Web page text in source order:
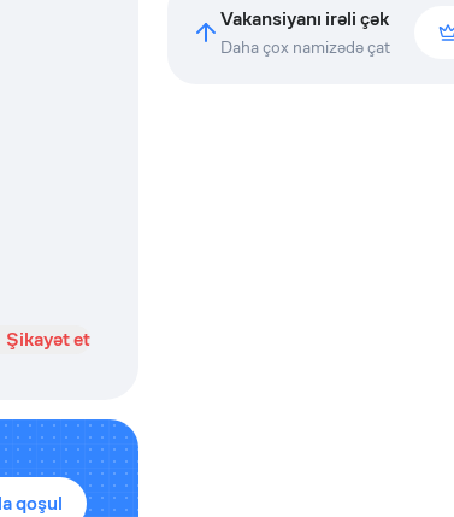
Şikayət et
qoşul
Vakansiyanı irəli çək
Daha çox namizədə çat